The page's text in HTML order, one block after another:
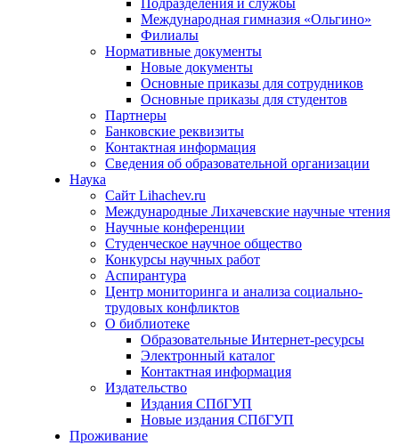
Подразделения и службы
Международная гимназия «Ольгино»
Филиалы
Нормативные документы
Новые документы
Основные приказы для сотрудников
Основные приказы для студентов
Партнеры
Банковские реквизиты
Контактная информация
Сведения об образовательной организации
Наука
Сайт Lihachev.ru
Международные Лихачевские научные чтения
Научные конференции
Студенческое научное общество
Конкурсы научных работ
Аспирантура
Центр мониторинга и анализа социально-
трудовых конфликтов
О библиотеке
Образовательные Интернет-ресурсы
Электронный каталог
Контактная информация
Издательство
Издания СПбГУП
Новые издания СПбГУП
Проживание